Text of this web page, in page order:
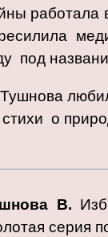
работала
под
о
В.
серия